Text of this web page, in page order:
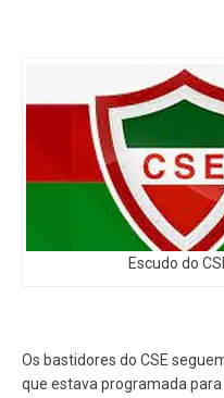
Escudo do
Os bastidores do CSE
que estava programada